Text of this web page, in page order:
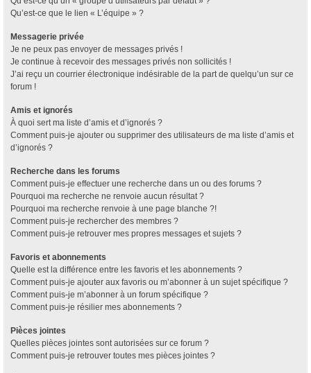
Qu’est-ce que le lien « L’équipe » ?
Messagerie privée
Je ne peux pas envoyer de messages privés !
Je continue à recevoir des messages privés non sollicités !
J’ai reçu un courrier électronique indésirable de la part de quelqu’un sur ce
forum !
Amis et ignorés
À quoi sert ma liste d’amis et d’ignorés ?
Comment puis-je ajouter ou supprimer des utilisateurs de ma liste d’amis et
d’ignorés ?
Recherche dans les forums
Comment puis-je effectuer une recherche dans un ou des forums ?
Pourquoi ma recherche ne renvoie aucun résultat ?
Pourquoi ma recherche renvoie à une page blanche ?!
Comment puis-je rechercher des membres ?
Comment puis-je retrouver mes propres messages et sujets ?
Favoris et abonnements
Quelle est la différence entre les favoris et les abonnements ?
Comment puis-je ajouter aux favoris ou m’abonner à un sujet spécifique ?
Comment puis-je m’abonner à un forum spécifique ?
Comment puis-je résilier mes abonnements ?
Pièces jointes
Quelles pièces jointes sont autorisées sur ce forum ?
Comment puis-je retrouver toutes mes pièces jointes ?